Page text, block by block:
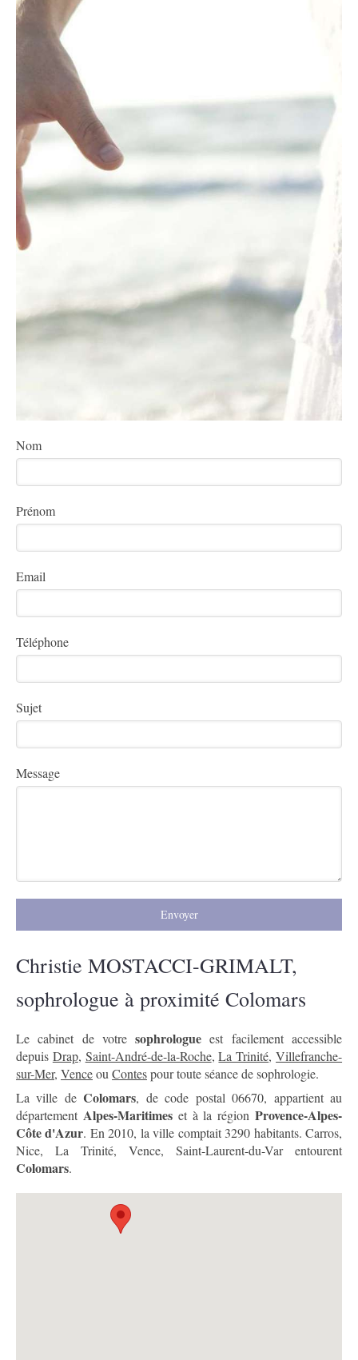
Nom
Prénom
Email
Téléphone
Sujet
Message
Envoyer
Christie MOSTACCI-GRIMALT,
sophrologue à proximité Colomars
Le cabinet de votresophrologue est facilement accessible
depuis Drap, Saint-André-de-la-Roche,La Trinité,Villefranche-
sur-Mer, VenceouContespour toute séance de sophrologie.
La ville deColomars, de code postal 06670, appartient au
département Alpes-Maritimeset à la régionProvence-Alpes-
Côte d'Azur. En 2010, la ville comptait 3290 habitants. Carros,
Nice, La Trinité, Vence, Saint-Laurent-du-Var entourent
Colomars.